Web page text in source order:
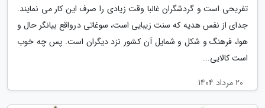
تفریحی است و گردشگران غالبا وقت زیادی را صرف این کار می نمایند.
جدای از نفس هدیه که سنت زیبایی است، سوغاتی درواقع بیانگر حال و
هوا، فرهنگ و شکل و شمایل آن کشور نزد دیگران است. پس چه خوب
است کالایی...
20 مرداد 1404